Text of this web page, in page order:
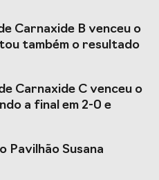
Jogos CPLP
Carnaxide B venceu o
também o resultado
Carnaxide C venceu o
a final em 2-0 e
Pavilhão Susana